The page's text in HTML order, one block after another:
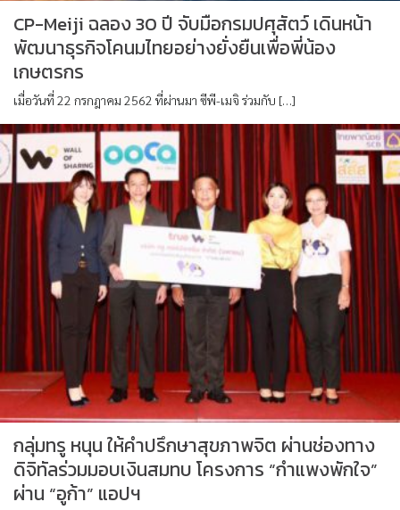
CP-Meiji ฉลอง 30 ปี จับมือกรมปศุสัตว์ เดินหน้า
พัฒนาธุรกิจโคนมไทยอย่างยั่งยืนเพื่อพี่น้อง
เกษตรกร
เมื่อวันที่ 22 กรกฎาคม 2562 ที่ผ่านมา ซีพี-เมจิ ร่วมกับ […]
กลุ่มทรู หนุน ให้คำปรึกษาสุขภาพจิต ผ่านช่องทาง
ดิจิทัลร่วมมอบเงินสมทบ โครงการ “กำแพงพักใจ”
ผ่าน “อูก้า” แอปฯ